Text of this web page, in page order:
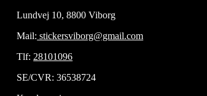
Lundvej 10, 8800 Viborg
Mail: stickersviborg@gmail.com
Tlf: 28101096
SE/CVR: 36538724